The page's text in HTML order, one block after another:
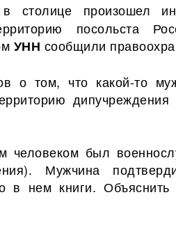
столице произошел
посольста
УНН сообщили
о том, что какой-то
дипучреждения
человеком был
Мужчина
в нем книги.